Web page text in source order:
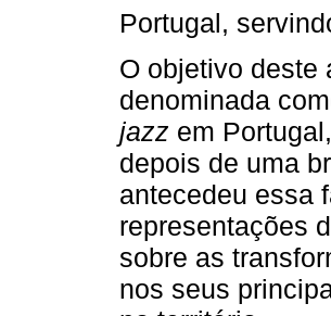
Portugal,
O objetivo deste
denominada
jazz em
depois de uma
antecedeu essa
representações
sobre as
nos seus